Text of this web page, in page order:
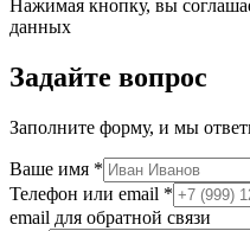
Нажимая кнопку, вы
данных
Задайте вопрос
Заполните форму, и мы
Ваше имя *
Телефон или email *
email для обратной связи